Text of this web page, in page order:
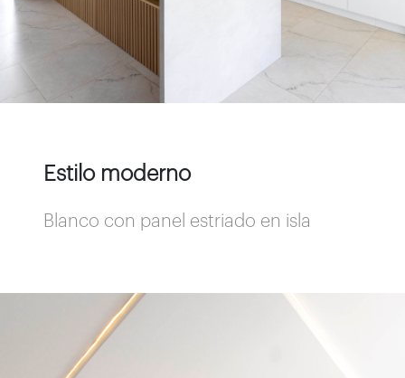
Estilo moderno
Blanco con panel estriado en isla